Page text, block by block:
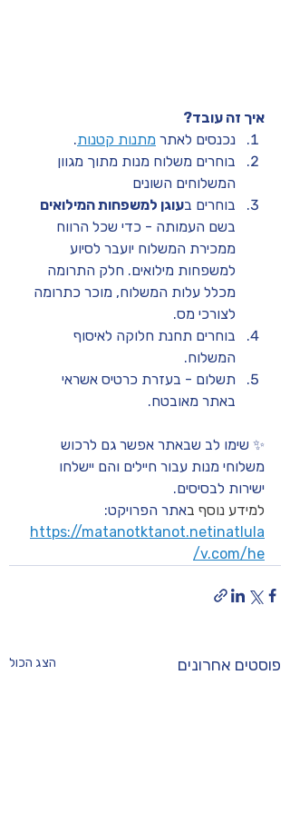
איך זה עובד?
נכנסים לאתר מתנות קטנות.
בוחרים משלוח מנות מתוך מגוון
המשלוחים השונים
בוחרים בעוגן למשפחות המילואים
בשם העמותה - כדי שכל הרווח
ממכירת המשלוח יועבר לסיוע
למשפחות מילואים. חלק התרומה
מכלל עלות המשלוח, מוכר כתרומה
לצורכי מס.
בוחרים תחנת חלוקה לאיסוף
המשלוח.
תשלום - בעזרת כרטיס אשראי
באתר מאובטח.
✨ שימו לב שבאתר אפשר גם לרכוש
משלוחי מנות עבור חיילים והם יישלחו
ישירות לבסיסים.
למידע נוסף באתר הפרויקט:
https://matanotktanot.netinatlula
v.com/he/
פוסטים אחרונים הצג הכול